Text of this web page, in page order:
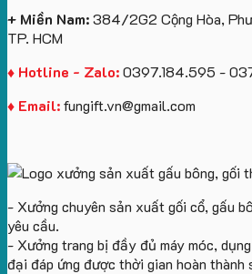
cầu
+ Miền Nam:384/2G2 Cộng Hòa,
TP. HCM
♦ Hotline - Zalo:0397.184.595 -
♦ Email:fungift.vn@gmail.com
- Xưởng chuyên sản xuất gối cổ, gấu
yêu cầu.
- Xưởng trang bị đầy đủ máy móc,
đại đáp ứng được thời gian hoàn thành